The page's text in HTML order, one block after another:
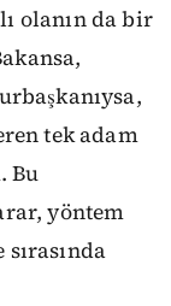
olanın da bir
tek adam
Bu
yöntem